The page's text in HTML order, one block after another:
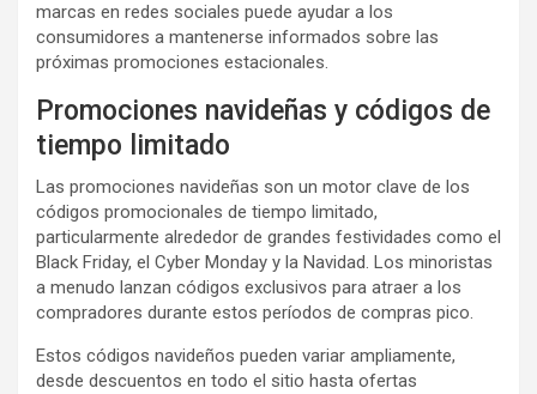
marcas en redes sociales puede ayudar a los
consumidores a mantenerse informados sobre las
próximas promociones estacionales.
Promociones navideñas y códigos de
tiempo limitado
Las promociones navideñas son un motor clave de los
códigos promocionales de tiempo limitado,
particularmente alrededor de grandes festividades como el
Black Friday, el Cyber Monday y la Navidad. Los minoristas
a menudo lanzan códigos exclusivos para atraer a los
compradores durante estos períodos de compras pico.
Estos códigos navideños pueden variar ampliamente,
desde descuentos en todo el sitio hasta ofertas